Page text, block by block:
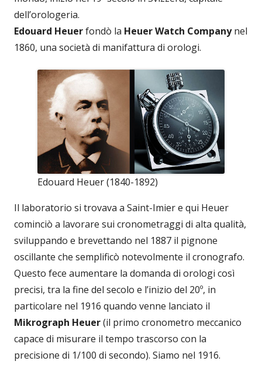
dell’orologeria.
Edouard Heuerfondò la Heuer Watch Companynel
1860, una società di manifattura di orologi.
Edouard Heuer (1840-1892)
Il laboratorio si trovava a Saint-Imier e qui Heuer
cominciò a lavorare sui cronometraggi di alta qualità,
sviluppando e brevettando nel 1887 il pignone
oscillante che semplificò notevolmente il cronografo.
Questo fece aumentare la domanda di orologi così
precisi, tra la fine del secolo e l’inizio del 20º, in
particolare nel 1916 quando venne lanciato il
Mikrograph Heuer(il primo cronometro meccanico
capace di misurare il tempo trascorso con la
precisione di 1/100 di secondo). Siamo nel 1916.